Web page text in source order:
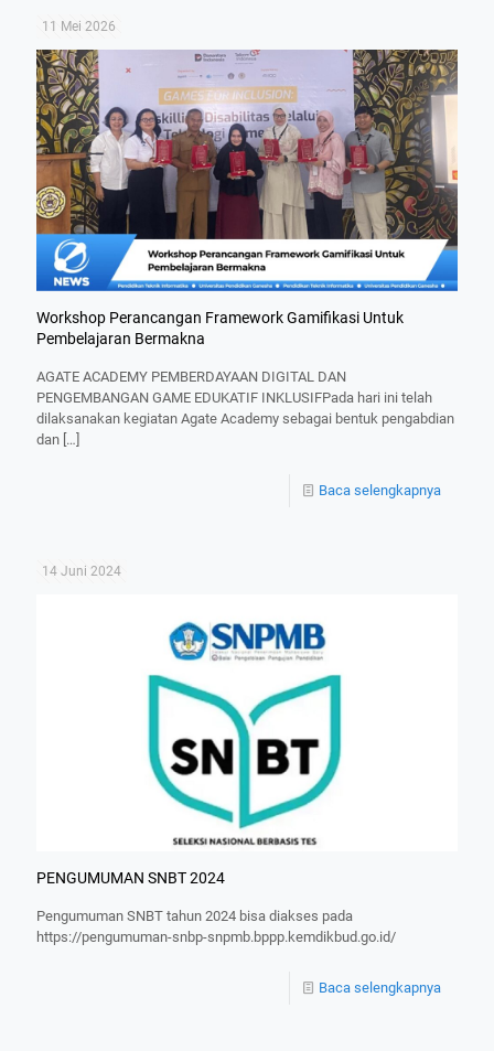
11 Mei 2026
Workshop Perancangan Framework Gamifikasi Untuk
Pembelajaran Bermakna
AGATE ACADEMY PEMBERDAYAAN DIGITAL DAN
PENGEMBANGAN GAME EDUKATIF INKLUSIFPada hari ini telah
dilaksanakan kegiatan Agate Academy sebagai bentuk pengabdian
dan […]
Baca selengkapnya
14 Juni 2024
PENGUMUMAN SNBT 2024
Pengumuman SNBT tahun 2024 bisa diakses pada
https://pengumuman-snbp-snpmb.bppp.kemdikbud.go.id/
Baca selengkapnya